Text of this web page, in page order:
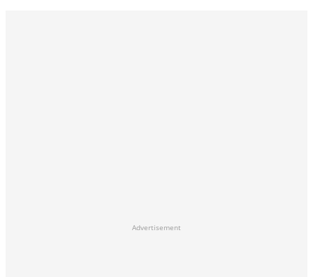
Advertisement